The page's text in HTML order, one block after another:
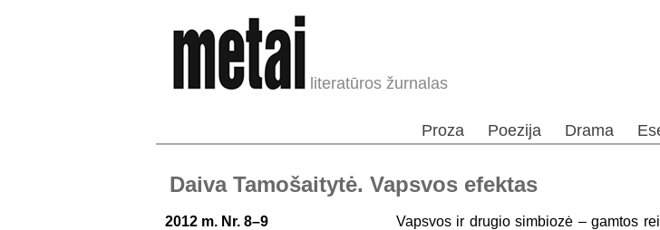
literatūros žurnalas
Proza Poezija Drama
Daiva Tamošaitytė. Vapsvos efektas
2012 m. Nr. 8–9
Vapsvos ir drugio simbiozė – gamtos